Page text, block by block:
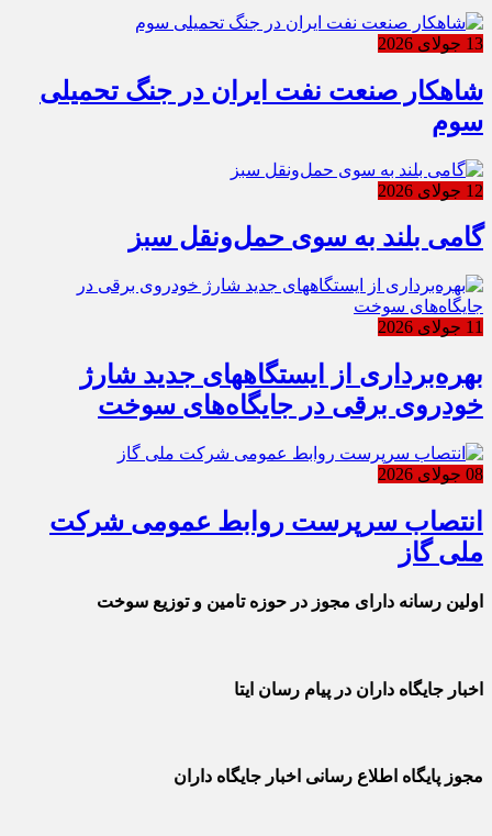
13 جولای 2026
شاهکار صنعت نفت ایران در جنگ تحمیلی
سوم
12 جولای 2026
گامی بلند به سوی حمل‌ونقل سبز
11 جولای 2026
بهره‌برداری از ایستگاههای جدید شارژ
خودروی برقی در جایگاه‌های سوخت
08 جولای 2026
انتصاب سرپرست روابط عمومی شرکت
ملی گاز
اولین رسانه دارای مجوز در حوزه تامین و توزیع سوخت
اخبار جایگاه داران در پیام رسان ایتا
مجوز پایگاه اطلاع رسانی اخبار جایگاه داران